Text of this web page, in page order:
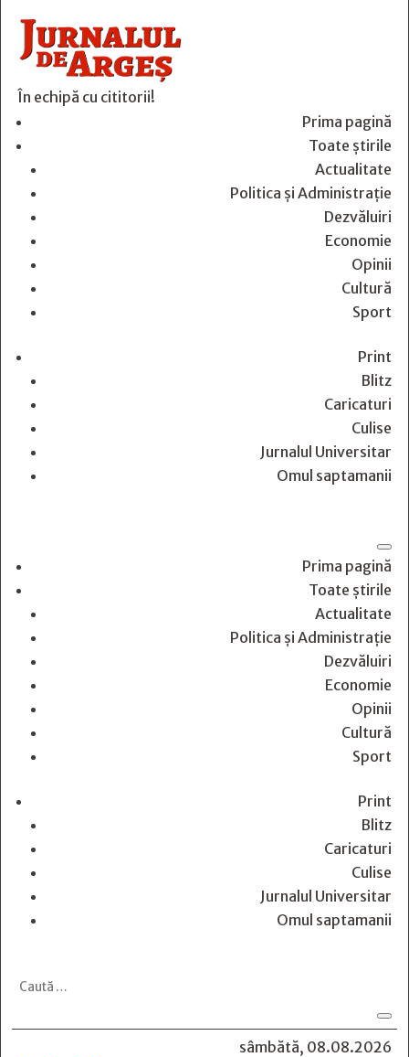
În echipă cu cititorii!
Prima pagină
Toate știrile
Actualitate
Politica și Administrație
Dezvăluiri
Economie
Opinii
Cultură
Sport
Print
Blitz
Caricaturi
Culise
Jurnalul Universitar
Omul saptamanii
Prima pagină
Toate știrile
Actualitate
Politica și Administrație
Dezvăluiri
Economie
Opinii
Cultură
Sport
Print
Blitz
Caricaturi
Culise
Jurnalul Universitar
Omul saptamanii
sâmbătă, 08.08.2026